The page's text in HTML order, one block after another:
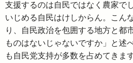
支援するのは自民ではなく農家で
いじめる自民はけしからん。こん
り、自民政治を包囲する地方と都
ものはないじゃないですか」と述
も自民党支持が多数を占めてきま